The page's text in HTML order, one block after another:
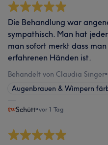
Die Behandlung war
sympathisch. Man hat
man sofort merkt dass
erfahrenen Händen ist.
Behandelt von Claudia Singer•
Augenbrauen & Wimpern
Schütt•vor 1 Tag